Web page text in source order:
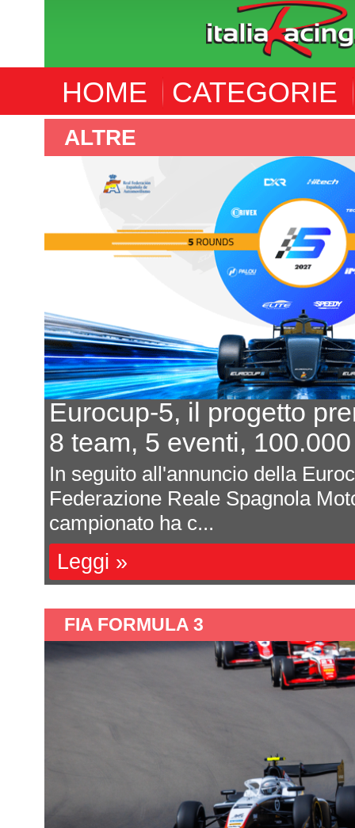
HOME CATEGORIE
ALTRE
Eurocup-5, il progetto
8 team, 5 eventi,
In seguito all'annuncio della
Federazione Reale Spagnola
campionato ha c...
Leggi »
FIA FORMULA 3